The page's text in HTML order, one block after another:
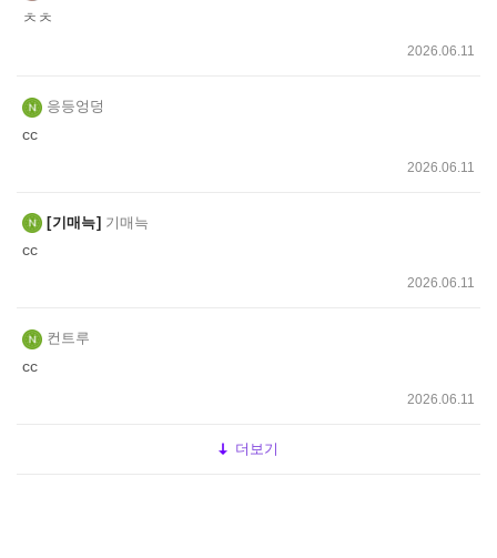
ㅊㅊ
2026.06.11
응등엉덩
cc
2026.06.11
기매늑 기매늑
cc
2026.06.11
컨트루
cc
2026.06.11
더보기